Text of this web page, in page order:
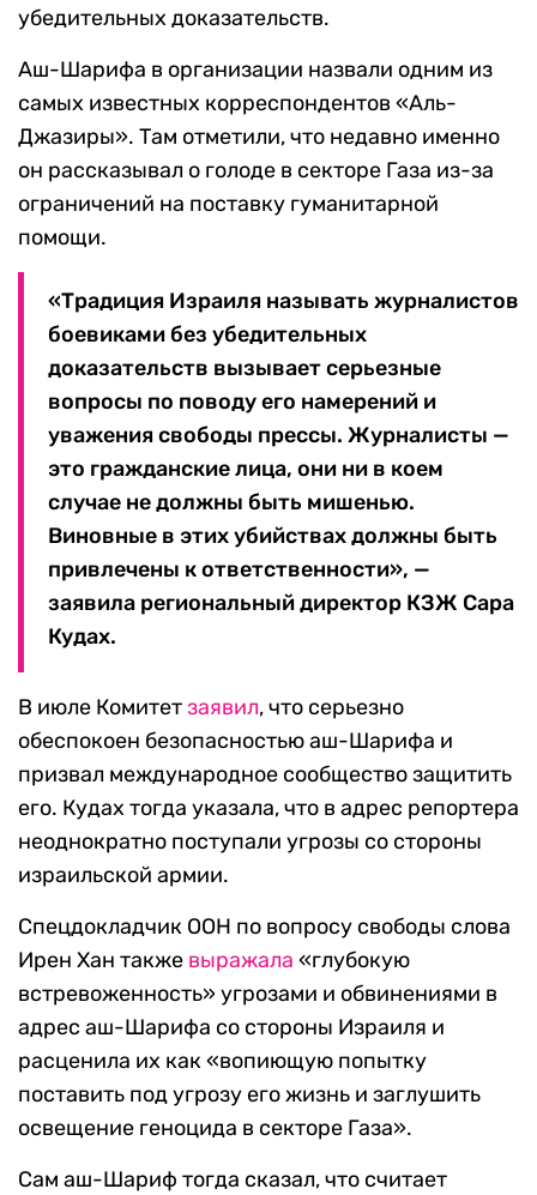
убедительных доказательств.
Аш-Шарифа в организации назвали одним из
самых известных корреспондентов «Аль-
Джазиры». Там отметили, что недавно именно
он рассказывал о голоде в секторе Газа из-за
ограничений на поставку гуманитарной
помощи.
«Традиция Израиля называть журналистов
боевиками без убедительных
доказательств вызывает серьезные
вопросы по поводу его намерений и
уважения свободы прессы. Журналисты —
это гражданские лица, они ни в коем
случае не должны быть мишенью.
Виновные в этих убийствах должны быть
привлечены к ответственности», —
заявила региональный директор КЗЖ Сара
Кудах.
В июле Комитетзаявил, что серьезно
обеспокоен безопасностью аш-Шарифа и
призвал международное сообщество защитить
его. Кудах тогда указала, что в адрес репортера
неоднократно поступали угрозы со стороны
израильской армии.
Cпецдокладчик ООН по вопросу свободы слова
Ирен Хан также выражала «глубокую
встревоженность» угрозами и обвинениями в
адрес аш-Шарифа со стороны Израиля и
расценила их как «вопиющую попытку
поставить под угрозу его жизнь и заглушить
освещение геноцида в секторе Газа».
Сам аш-Шариф тогда сказал, что считает